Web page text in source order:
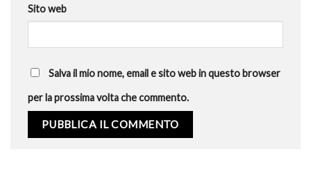
Sito web
Salva il mio nome, email e sito web in questo browser
per la prossima volta che commento.